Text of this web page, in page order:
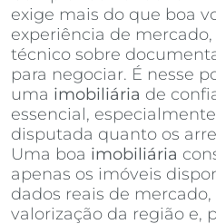
exige mais do que boa
experiência de
técnico sobre
para negociar. É nesse
uma imobiliária de
essencial,
disputada quanto os
Uma boa imobiliária
apenas os imóveis
dados reais de
valorização da região e,